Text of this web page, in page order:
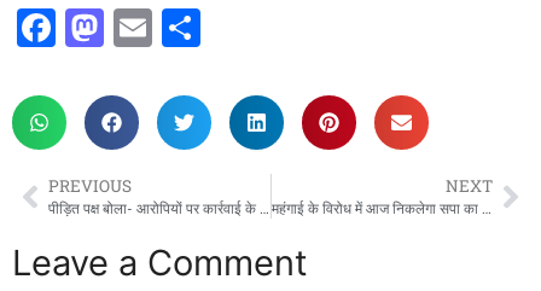
F
c
e
b
o
o
M
st
o
d
o
n
E
ai
l
ar
e
PREVIOUS
पीड़ित पक्ष बोला- आरोपियों पर कार्रवाई के बजाय हमें ही बनाया जा रहा निशाना, आईजी से लगाई न्याय की गुहार
NEXT
महंगाई के विरोध में आज निकलेगा सपा का पैदल मार्च
Leave a Comment